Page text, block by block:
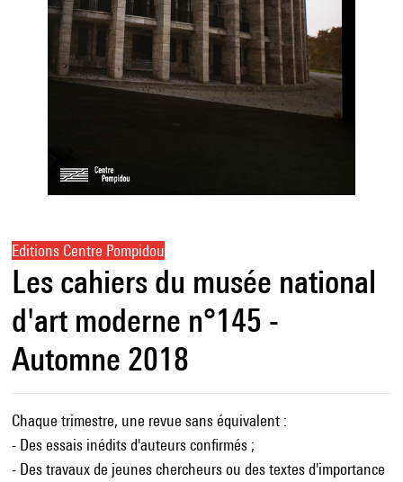
Editions Centre Pompidou
Les cahiers du musée national
d'art moderne n°145 -
Automne 2018
Chaque trimestre, une revue sans équivalent :
- Des essais inédits d'auteurs confirmés ;
- Des travaux de jeunes chercheurs ou des textes d'importance